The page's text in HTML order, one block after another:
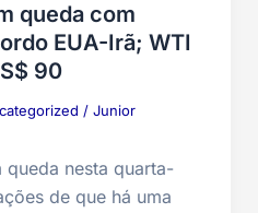
queda com
EUA-Irã; WTI
90
/ Junior
nesta quarta-
de que há uma